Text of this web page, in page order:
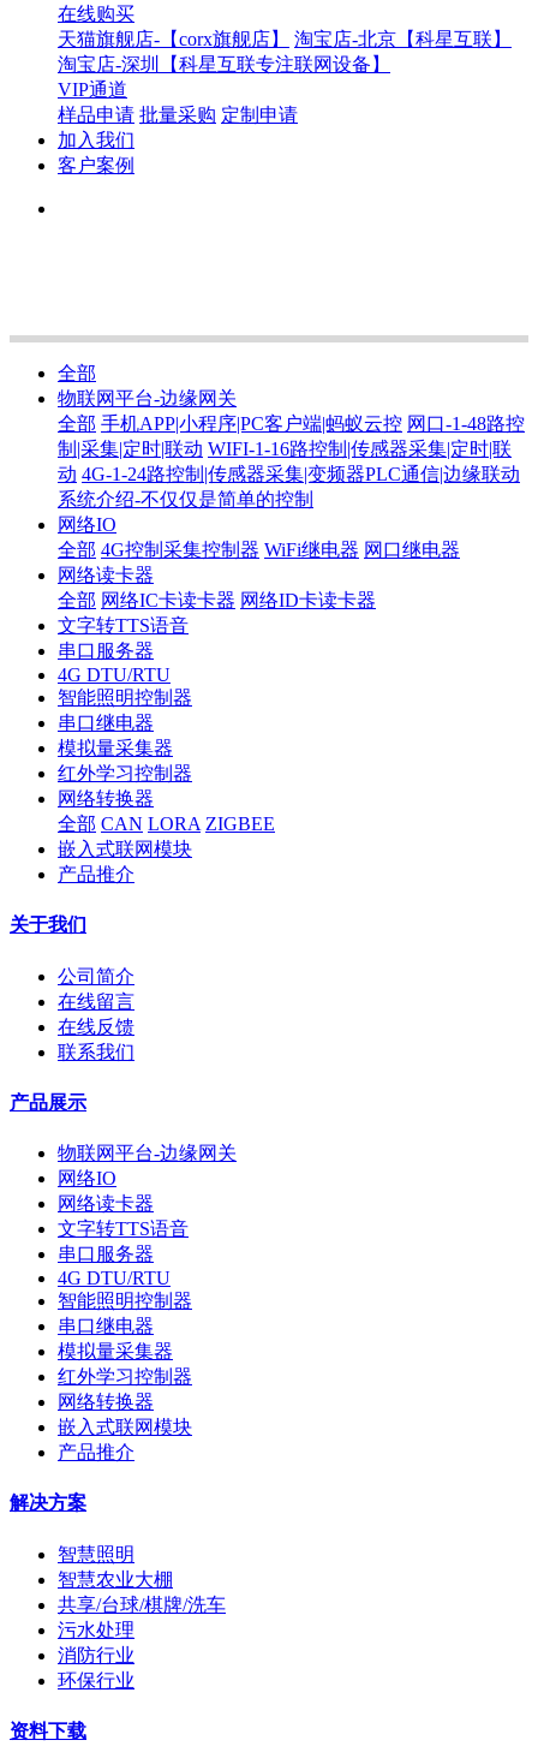
在线购买
天猫旗舰店-【corx旗舰店】
淘宝店-北京【科星互联】
淘宝店-深圳【科星互联专注联网设备】
VIP通道
样品申请 批量采购 定制申请
加入我们
客户案例
全部
物联网平台-边缘网关
全部 手机APP|小程序|PC客户端|蚂蚁云控 网口-1-48路控
制|采集|定时|联动 WIFI-1-16路控制|传感器采集|定时|联
动 4G-1-24路控制|传感器采集|变频器PLC通信|边缘联动
系统介绍-不仅仅是简单的控制
网络IO
全部 4G控制采集控制器 WiFi继电器 网口继电器
网络读卡器
全部 网络IC卡读卡器 网络ID卡读卡器
文字转TTS语音
串口服务器
4G DTU/RTU
智能照明控制器
串口继电器
模拟量采集器
红外学习控制器
网络转换器
全部 CAN LORA ZIGBEE
嵌入式联网模块
产品推介
关于我们
公司简介
在线留言
在线反馈
联系我们
产品展示
物联网平台-边缘网关
网络IO
网络读卡器
文字转TTS语音
串口服务器
4G DTU/RTU
智能照明控制器
串口继电器
模拟量采集器
红外学习控制器
网络转换器
嵌入式联网模块
产品推介
解决方案
智慧照明
智慧农业大棚
共享/台球/棋牌/洗车
污水处理
消防行业
环保行业
资料下载